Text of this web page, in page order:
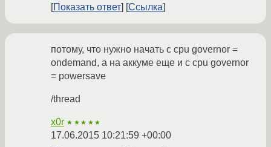
Показать ответ Ссылка
потому, что нужно начать с cpu governor =
ondemand, а на аккуме еще и с cpu governor
= powersave
/thread
x0r ★★★★★
17.06.2015 10:21:59 +00:00